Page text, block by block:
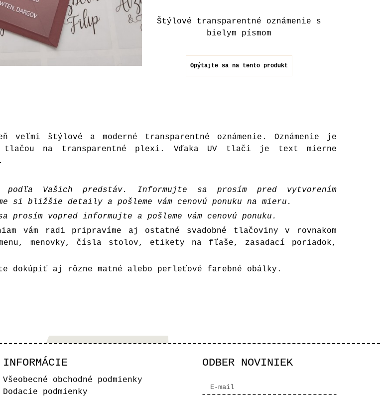
Štýlové transparentné oznámenie s
bielym písmom
Opýtajte sa na tento produkt
veľmi štýlové a moderné transparentné oznámenie. Oznámenie je
tlačou na transparentné plexi. Vďaka UV tlači je text mierne
podľa Vašich predstáv. Informujte sa prosím pred vytvorením
si bližšie detaily a pošleme vám cenovú ponuku na mieru.
prosím vopred informujte a pošleme vám cenovú ponuku.
vám radi pripravíme aj ostatné svadobné tlačoviny v rovnakom
menovky, čísla stolov, etikety na fľaše, zasadací poriadok,
dokúpiť aj rôzne matné alebo perleťové farebné obálky .
INFORMÁCIE
Všeobecné obchodné podmienky
Dodacie podmienky
ODBER NOVINIEK